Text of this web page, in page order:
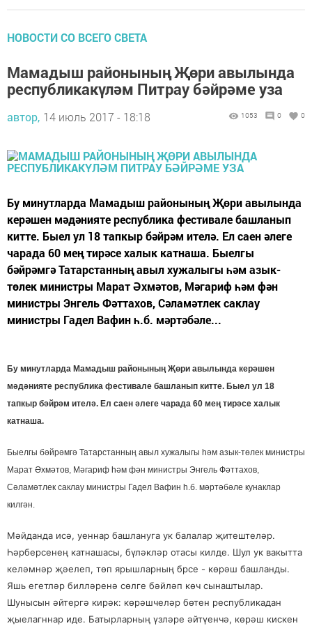
НОВОСТИ СО ВСЕГО СВЕТА
Мамадыш районының Җөри авылында
республикакүләм Питрау бәйрәме уза
автор, 14 июль 2017 - 18:18 1053 0 0
Бу минутларда Мамадыш районының Җөри авылында
керәшен мәдәнияте республика фестивале башланып
китте. Быел ул 18 тапкыр бәйрәм ителә. Ел саен әлеге
чарада 60 мең тирәсе халык катнаша. Быелгы
бәйрәмгә Татарстанның авыл хужалыгы һәм азык-
төлек министры Марат Әхмәтов, Мәгариф һәм фән
министры Энгель Фәттахов, Сәламәтлек саклау
министры Гадел Вафин һ.б. мәртәбәле...
Бу минутларда Мамадыш районының Җөри авылында керәшен
мәдәнияте республика фестивале башланып китте. Быел ул 18
тапкыр бәйрәм ителә. Ел саен әлеге чарада 60 мең тирәсе халык
катнаша.
Быелгы бәйрәмгә Татарстанның авыл хужалыгы һәм азык-төлек министры
Марат Әхмәтов, Мәгариф һәм фән министры Энгель Фәттахов,
Сәламәтлек саклау министры Гадел Вафин һ.б. мәртәбәле кунаклар
килгән.
Мәйданда исә, уеннар башлануга ук балалар җитештеләр.
Һәрберсенең катнашасы, бүләкләр отасы килде. Шул ук вакытта
келәмнәр җәелеп, төп ярышларның брсе - көрәш башланды.
Яшь егетләр билләренә сөлге бәйләп көч сынаштылар.
Шунысын әйтергә кирәк: көрәшчеләр бөтен республикадан
җыелагннар иде. Батырларның үзләре әйтүенчә, көрәш кискен